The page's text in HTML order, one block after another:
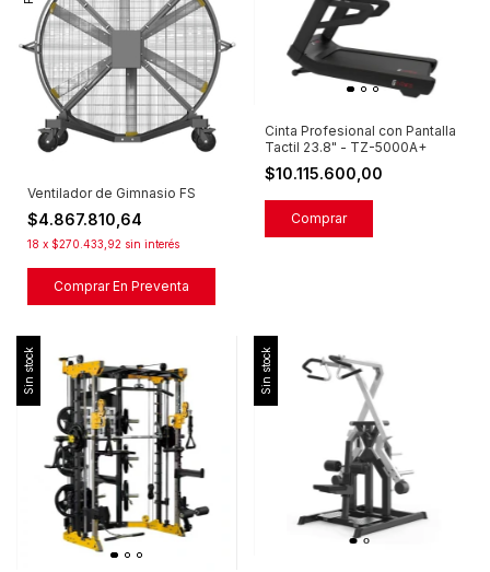
Ventilador de Gimnasio FS
$4.867.810,64
18 x $270.433,92 sin interés
Cinta Profesional con Pantalla
Tactil 23.8" - TZ-5000A+
$10.115.600,00
Sin stock Sin stock